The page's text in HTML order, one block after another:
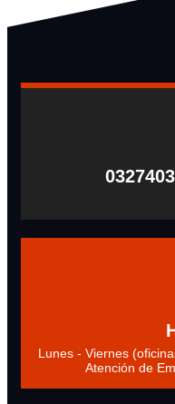
Lunes - Viernes
Atención de